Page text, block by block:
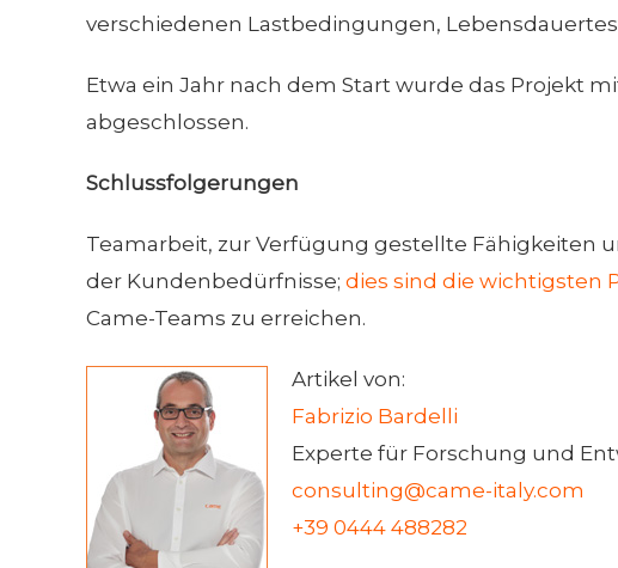
verschiedenen Lastbedingungen,
Etwa ein Jahr nach dem Start wurde das Projekt
abgeschlossen.
Schlussfolgerungen
Teamarbeit, zur Verfügung gestellte Fähigkeiten
der Kundenbedürfnisse; dies sind die wichtigsten
Came-Teams zu erreichen.
Artikel von:
Fabrizio Bardelli
Experte für Forschung und
consulting@came-italy.com
+39 0444 488282